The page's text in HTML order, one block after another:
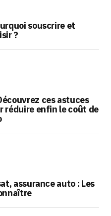
souscrire et
?
ces astuces
réduire enfin le coût de
assurance auto : Les